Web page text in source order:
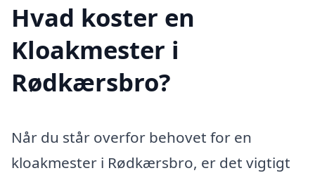
Hvad koster en
Kloakmester i
Rødkærsbro?
Når du står overfor behovet for en
kloakmester i Rødkærsbro, er det vigtigt